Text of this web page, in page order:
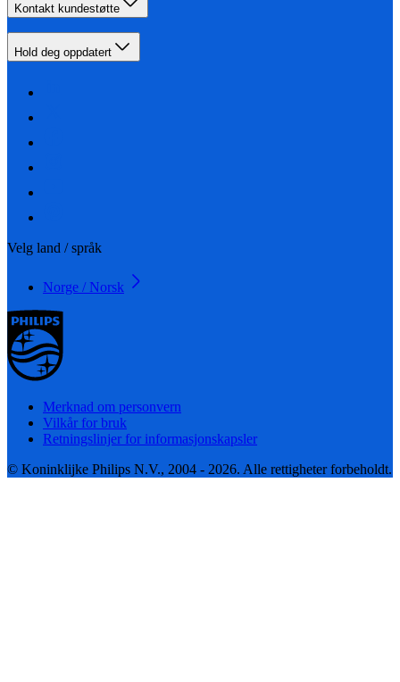
Kontakt kundestøtte
Hold deg oppdatert
Velg land / språk
Norge / Norsk
Merknad om personvern
Vilkår for bruk
Retningslinjer for informasjonskapsler
© Koninklijke Philips N.V., 2004 - 2026. Alle rettigheter forbeholdt.